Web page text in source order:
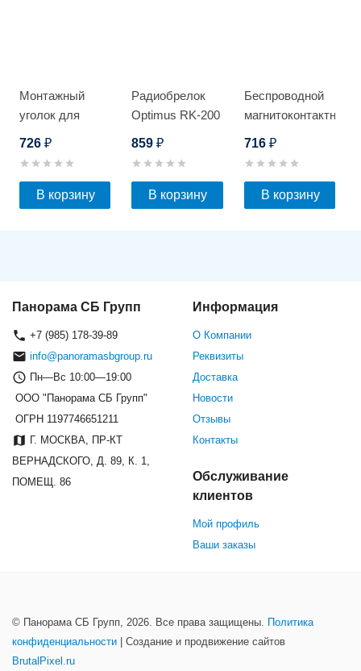
Монтажный
уголок для
726 ₽
В корзину
Радиобрелок
Optimus RK-200
859₽
В корзину
Беспроводной
магнитоконтактный
716 ₽
В корзину
Панорама СБ Групп
+7 (985) 178-39-89
info@panoramasbgroup.ru
Пн—Вс 10:00—19:00
ООО "Панорама СБ Групп"
ОГРН 1197746651211
Г. МОСКВА, ПР-КТ
ВЕРНАДСКОГО, Д. 89, К. 1,
ПОМЕЩ. 86
Информация
О Компании
Реквизиты
Доставка
Новости
Отзывы
Контакты
Обслуживание
клиентов
Мой профиль
Ваши заказы
© Панорама СБ Групп, 2026. Все права защищены.
Политика
конфиденциальности | Создание и продвижение сайтов
BrutalPixel.ru